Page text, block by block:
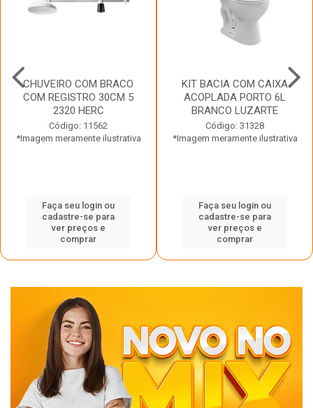
CHUVEIRO COM BRACO
COM REGISTRO 30CM 5
2320 HERC
Código: 11562
*Imagem meramente ilustrativa
Faça seu login ou
cadastre-se para
ver preços e
comprar
KIT BACIA COM CAIXA
ACOPLADA PORTO 6L
BRANCO LUZARTE
Código: 31328
*Imagem meramente ilustrativa
Faça seu login ou
cadastre-se para
ver preços e
comprar